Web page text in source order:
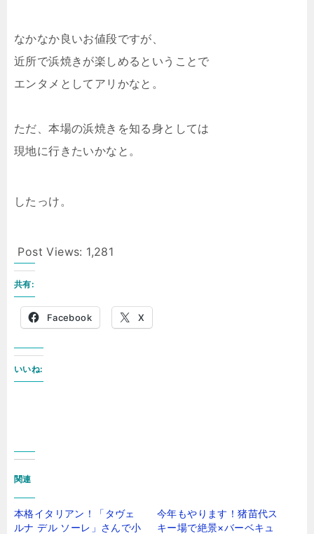
なかなか良いお値段ですが、
近所で浜焼きが楽しめるということで
エンタメとしてアリかなと。
ただ、本場の浜焼きを知る身としては
現地に行きたいかなと。
したっけ。
Post Views: 1,281
共有:
Facebook X
いいね:
関連
本格イタリアン！「タヴェ
ルナ デル ソーレ」さんで小
今年もやります！猪苗代ス
キー場で絶景×バーベキュ